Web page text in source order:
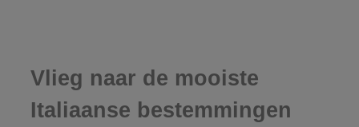
Vlieg naar de mooiste
Italiaanse bestemmingen